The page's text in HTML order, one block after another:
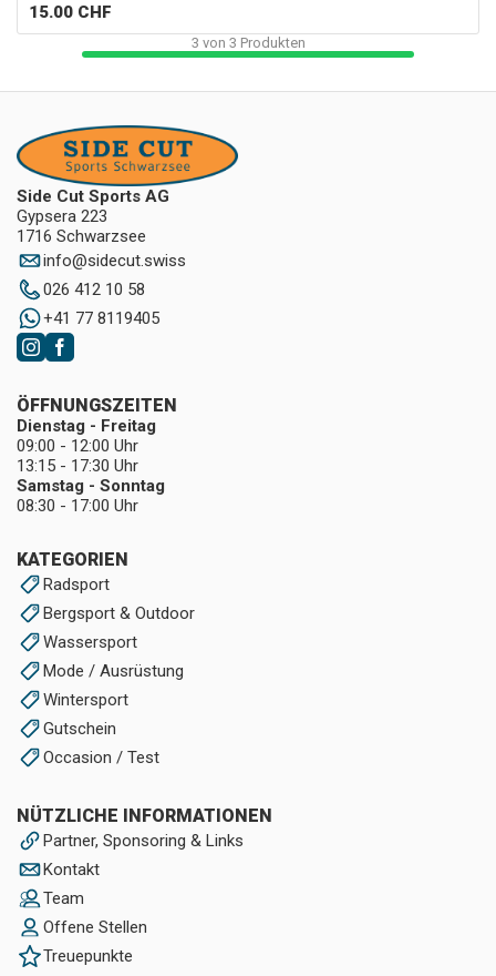
15.00 CHF
3 von 3 Produkten
Side Cut Sports AG
Gypsera 223
1716 Schwarzsee
info@sidecut.swiss
026 412 10 58
+41 77 8119405
KATEGORIEN
Radsport
Bergsport & Outdoor
Wassersport
Mode / Ausrüstung
Wintersport
Gutschein
Occasion / Test
NÜTZLICHE INFORMATIONEN
Partner, Sponsoring & Links
Kontakt
Team
Offene Stellen
Treuepunkte
ÖFFNUNGSZEITEN
Dienstag - Freitag
09:00 - 12:00 Uhr
13:15 - 17:30 Uhr
Samstag - Sonntag
08:30 - 17:00 Uhr